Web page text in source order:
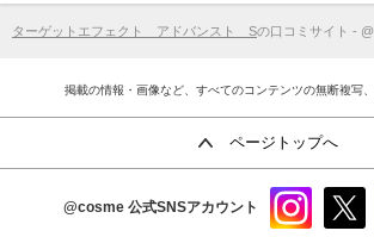
ターゲットエフェクト アドバンスト Sの口コミサイト -
掲載の情報・画像など、すべてのコンテンツの無断複写、
ページトップへ
@cosme 公式SNSアカウント